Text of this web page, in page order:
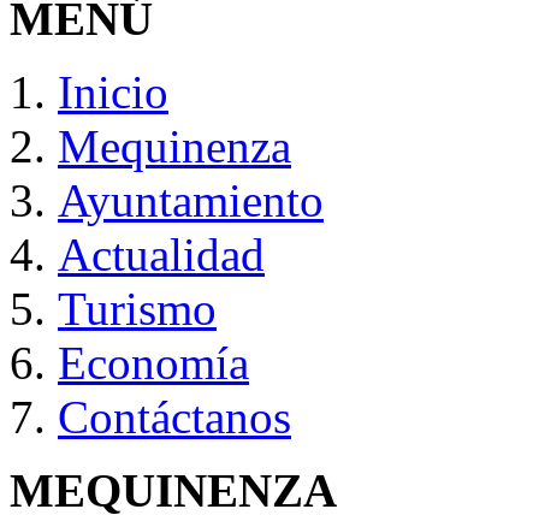
MENÚ
Inicio
Mequinenza
Ayuntamiento
Actualidad
Turismo
Economía
Contáctanos
MEQUINENZA